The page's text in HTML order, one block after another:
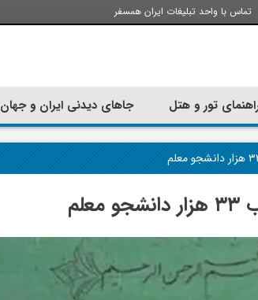
تماس با واحد تبلیغات ایران همسفر
تور و هتل جاهای دیدنی ایران و جهان